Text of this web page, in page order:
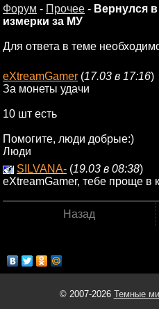
Форум - Прочее - Вернулся
измерки за МУ
Для ответа в теме
eXtreamGamer (17.03 в 17:16)
За монеты удачи
10 шт есть
Помогите, люди добрые:)
Люди
SILVANA- (19.03 в 08:38)
eXtreamGamer, тебе проще в
Назад
© 2007-2026 Темные